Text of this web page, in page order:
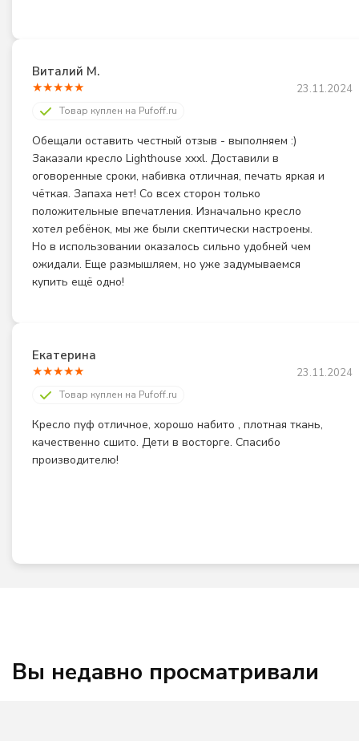
Виталий М.
23.11.2024
★★★★★
Товар куплен на Pufoff.ru
Обещали оставить честный отзыв - выполняем :)
Заказали кресло Lighthouse xxxl. Доставили в
оговоренные сроки, набивка отличная, печать яркая и
чёткая. Запаха нет! Со всех сторон только
положительные впечатления. Изначально кресло
хотел ребёнок, мы же были скептически настроены.
Но в использовании оказалось сильно удобней чем
ожидали. Еще размышляем, но уже задумываемся
купить ещё одно!
Екатерина
23.11.2024
★★★★★
Товар куплен на Pufoff.ru
Кресло пуф отличное, хорошо набито , плотная ткань,
качественно сшито. Дети в восторге. Спасибо
производителю!
Вы недавно просматривали